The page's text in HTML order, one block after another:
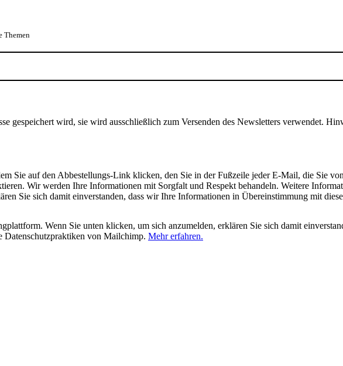
Themen
gespeichert wird, sie wird ausschließlich zum Versenden des Newsletters verwendet.
Sie auf den Abbestellungs-Link klicken, den Sie in der Fußzeile jeder E-Mail, die Sie
Wir werden Ihre Informationen mit Sorgfalt und Respekt behandeln. Weitere
Sie sich damit einverstanden, dass wir Ihre Informationen in Übereinstimmung mit
Wenn Sie unten klicken, um sich anzumelden, erklären Sie sich damit
Datenschutzpraktiken von Mailchimp. Mehr erfahren.